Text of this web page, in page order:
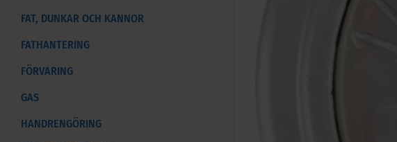
FAT, DUNKAR OCH KANNOR
FATHANTERING
FÖRVARING
GAS
HANDRENGÖRING